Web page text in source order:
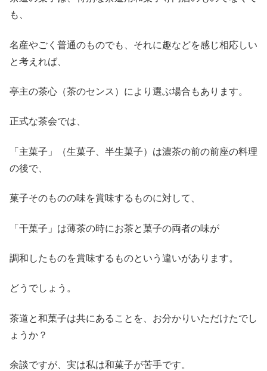
も、
名産やごく普通のものでも、それに趣などを感じ相応しい
と考えれば、
亭主の茶心（茶のセンス）により選ぶ場合もあります。
正式な茶会では、
「主菓子」（生菓子、半生菓子）は濃茶の前の前座の料理
の後で、
菓子そのものの味を賞味するものに対して、
「干菓子」は薄茶の時にお茶と菓子の両者の味が
調和したものを賞味するものという違いがあります。
どうでしょう。
茶道と和菓子は共にあることを、お分かりいただけたでし
ょうか？
余談ですが、実は私は和菓子が苦手です。